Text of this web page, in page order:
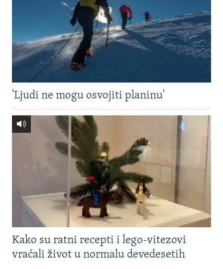
'Ljudi ne mogu osvojiti planinu'
Kako su ratni recepti i lego-vitezovi
vraćali život u normalu devedesetih